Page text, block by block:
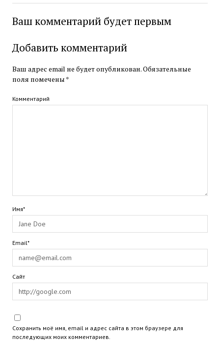
Ваш комментарий будет первым
Добавить комментарий
Ваш адрес email не будет опубликован.Обязательные
поля помечены *
Комментарий
Имя*
Email*
Сайт
Сохранить моё имя, email и адрес сайта в этом браузере для
последующих моих комментариев.